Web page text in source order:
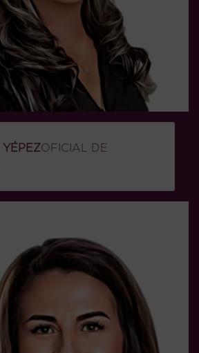
YÉPEZOFICIAL DE